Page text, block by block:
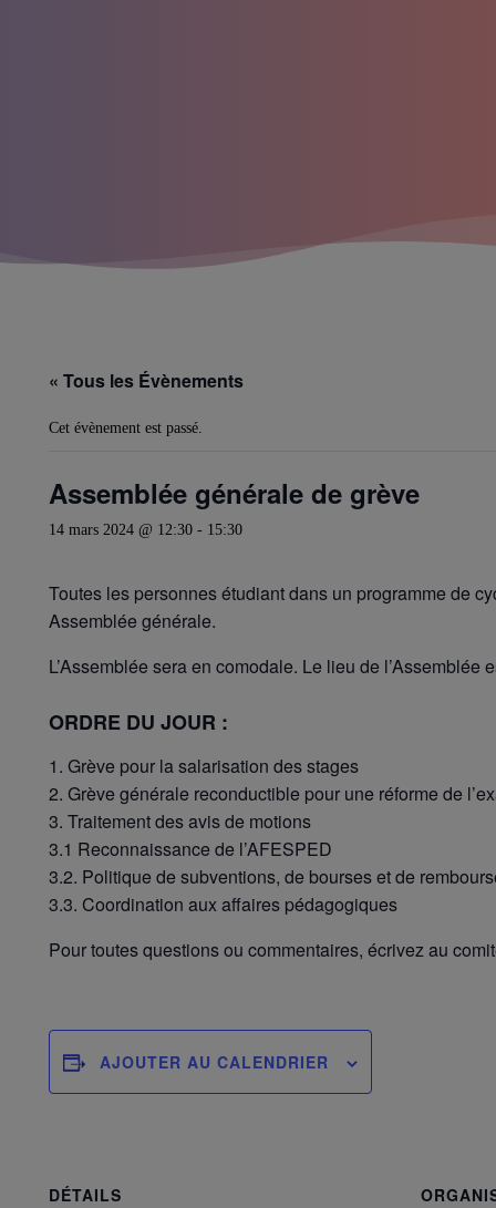
« Tous les Évènements
Cet évènement est passé.
Assemblée générale de grève
14 mars 2024 @ 12:30 - 15:30
Toutes les personnes étudiant dans un programme de
Assemblée générale.
L’Assemblée sera en comodale. Le lieu de
ORDRE DU JOUR :
1. Grève pour la salarisation des stages
2. Grève générale reconductible pour une réforme de
3. Traitement des avis de motions
3.1 Reconnaissance de l’AFESPED
3.2. Politique de subventions, de bourses et de
3.3. Coordination aux affaires pédagogiques
Pour toutes questions ou commentaires, écrivez au
AJOUTER AU CALENDRIER
DÉTAILS